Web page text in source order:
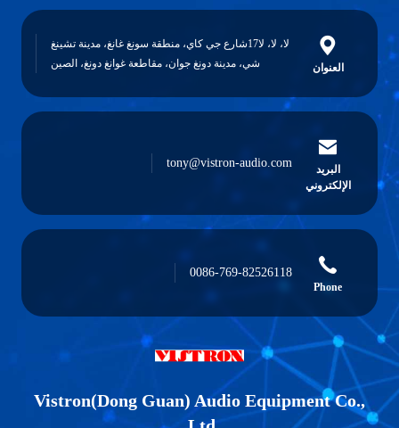
العنوان
لا، لا، لا17شارع جي كاي، منطقة سونغ غانغ، مدينة تشينغ
شي، مدينة دونغ جوان، مقاطعة غوانغ دونغ، الصين
البريد
الإلكتروني
tony@vistron-audio.com
Phone
0086-769-82526118
Vistron(Dong Guan) Audio Equipment Co.,